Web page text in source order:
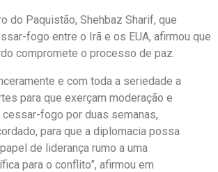
do Paquistão, Shehbaz Sharif, que
fogo entre o Irã e os EUA, afirmou que
compromete o processo de paz.
e com toda a seriedade a
para que exerçam moderação e
fogo por duas semanas,
para que a diplomacia possa
de liderança rumo a uma
para o conflito”, afirmou em